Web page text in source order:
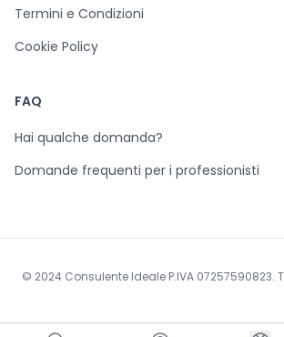
Termini e Condizioni
Cookie Policy
FAQ
Hai qualche domanda?
Domande frequenti per i professionisti
© 2024 Consulente Ideale P.IVA 07257590823.